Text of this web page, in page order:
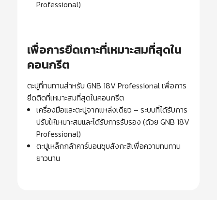
Professional)
เพื่อการยึดเกาะที่เหมาะสมที่สุดใน
คอนกรีต
ตะปูที่ทนทานสำหรับ GNB 18V Professional เพื่อการ
ยึดติดที่เหมาะสมที่สุดในคอนกรีต
เครื่องมือและตะปูจากแหล่งเดียว – ระบบที่ได้รับการ
ปรับให้เหมาะสมและได้รับการรับรอง (ด้วย GNB 18V
Professional)
ตะปูเหล็กกล้าคาร์บอนชุบสังกะสีเพื่อความทนทาน
ยาวนาน